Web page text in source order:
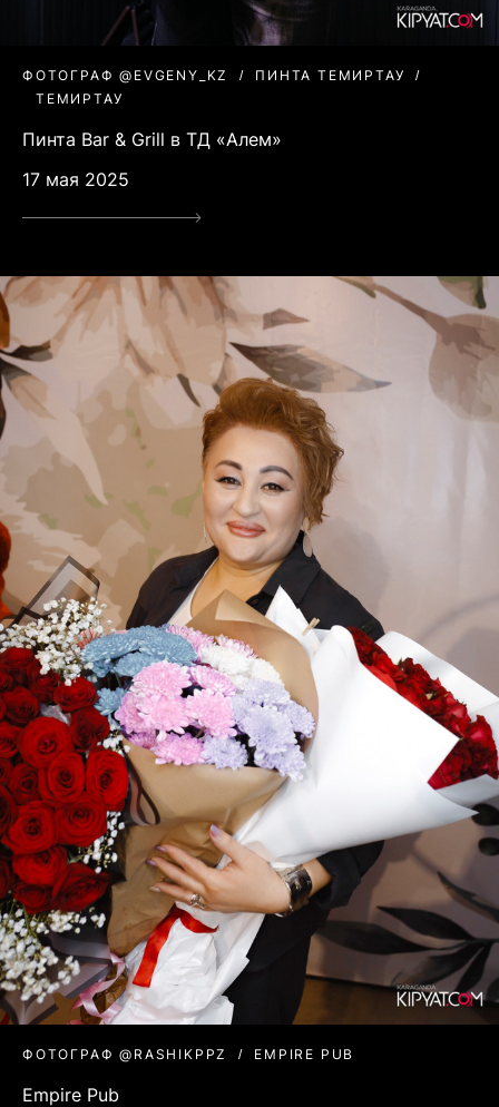
ФОТОГРАФ @EVGENY_KZ
ПИНТА ТЕМИРТАУ
ТЕМИРТАУ
Пинта Bar & Grill в ТД «Алем»
17 мая 2025
ФОТОГРАФ @RASHIKPPZ EMPIRE PUB
Empire Pub